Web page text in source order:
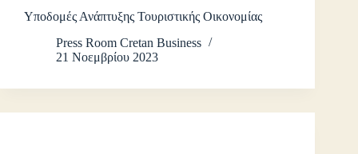
Υποδομές Ανάπτυξης Τουριστικής Οικονομίας
Press Room Cretan Business
21 Νοεμβρίου 2023